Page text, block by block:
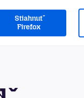
Stiahnuť
Firefox